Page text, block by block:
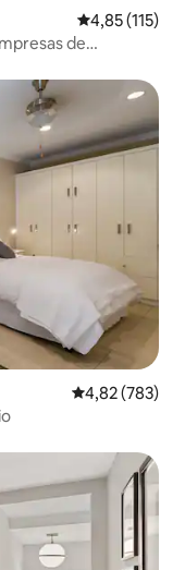
4,85 de uma
4,85 (115)
de
4,82 de uma
4,82 (783)